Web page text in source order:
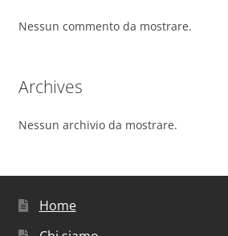
Nessun commento da mostrare.
Archives
Nessun archivio da mostrare.
Home